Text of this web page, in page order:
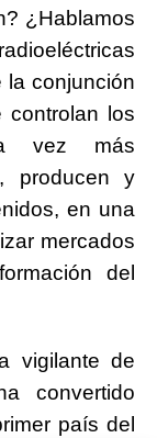
¿Hablamos
la conjunción
los
vez más
producen y
en una
mercados
del
vigilante de
convertido
país del